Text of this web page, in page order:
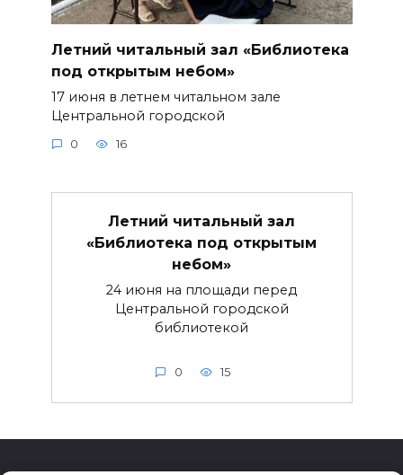
Летний читальный зал «Библиотека
под открытым небом»
17 июня в летнем читальном зале
Центральной городской
0 16
Летний читальный зал
«Библиотека под открытым
небом»
24 июня на площади перед
Центральной городской
библиотекой
0 15